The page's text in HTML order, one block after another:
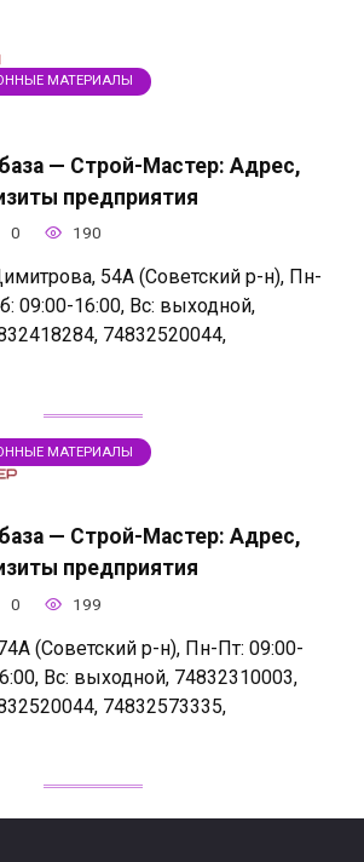
МАТЕРИАЛЫ
— Строй-Мастер: Адрес,
предприятия
0 190
54А (Советский р-н), Пн-
09:00-16:00, Вс: выходной,
74832520044,
МАТЕРИАЛЫ
— Строй-Мастер: Адрес,
предприятия
0 199
(Советский р-н), Пн-Пт: 09:00-
Вс: выходной, 74832310003,
74832573335,